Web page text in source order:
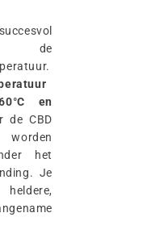
de
en
de CBD
het
Je